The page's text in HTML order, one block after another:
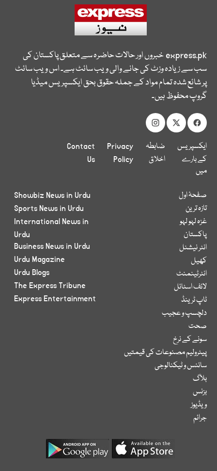
express.pkخبروں اور حالات حاضرہ سے متعلق پاکستان کی
سب سے زیادہ وزٹ کی جانے والی ویب سائٹ ہے۔ اس ویب سائٹ
پر شائع شدہ تمام مواد کے جملہ حقوق بحق ایکسپریس میڈیا
گروپ محفوظ ہیں۔
ایکسپریس
کے بارے
میں
ضابطہ
اخلاق
Privacy
Policy
Contact
Us
صفحۂ اول
تازہ ترین
غزہ لہو لہو
پاکستان
انٹر نیشنل
کھیل
انٹرٹینمنٹ
لائف اسٹائل
ٹاپ ٹرینڈ
دلچسپ و عجیب
صحت
سونے کے نرخ
پیٹرولیم مصنوعات کی قیمتیں
سائنس و ٹیکنالوجی
بلاگ
بزنس
ویڈیوز
جرائم
Showbiz News in Urdu
Sports News in Urdu
International News in
Urdu
Business News in Urdu
Urdu Magazine
Urdu Blogs
The Express Tribune
Express Entertainment